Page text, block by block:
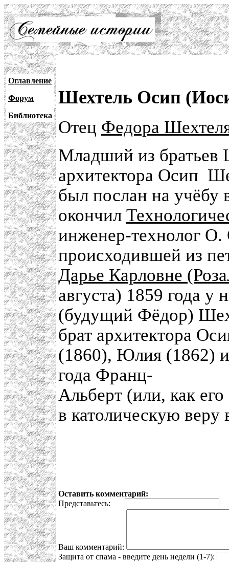
Оглавление
Форум
Библиотека
Шехтель Осип
Отец Федора
Младший из братьев
архитектора Осип
был послан на учёбу
окончил
инженер-технолог
происходившей из
Дарье Карловне
августа) 1859 года
(будущий Фёдор)
брат архитектора
(1860), Юлия (1862)
года Франц-
Альберт (или, как
в католическую
Оставить комментарий:
Представьтесь:
Ваш комментарий:
Защита от спама - введите день недели (1-7):